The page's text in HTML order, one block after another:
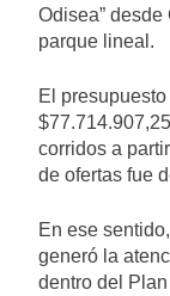
Odisea”
parque lineal.
El
corridos a
de ofertas fue
En ese
generó la
dentro del